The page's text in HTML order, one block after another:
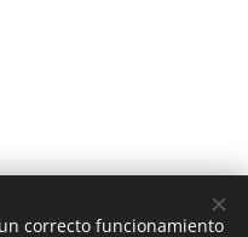
Riego 16, 3º dcha. Madrid,
correcto funcionamiento